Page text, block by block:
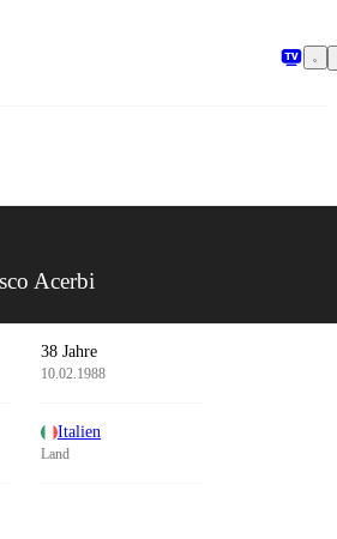
Acerbi
38 Jahre
10.02.1988
Italien
Land